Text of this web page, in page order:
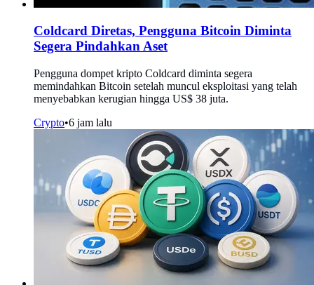
Coldcard Diretas, Pengguna Bitcoin Diminta
Segera Pindahkan Aset
Pengguna dompet kripto Coldcard diminta segera
memindahkan Bitcoin setelah muncul eksploitasi yang telah
menyebabkan kerugian hingga US$ 38 juta.
Crypto•6 jam lalu